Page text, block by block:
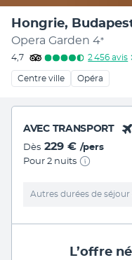
Hongrie,
Opera Garden 4*
4,7 2 456 avis
Centre ville Opéra
AVEC TRANSPORT
Dès 229 € /pers
Pour 2 nuits
Autres durées de
L’offre